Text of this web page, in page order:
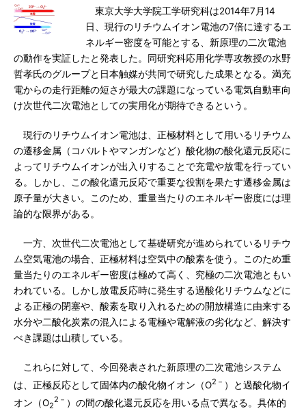
東京大学大学院工学研究科は2014年7月14
日、現行のリチウムイオン電池の7倍に達するエ
ネルギー密度を可能とする、新原理の二次電池
の動作を実証したと発表した。同研究科応用化学専攻教授の水野
哲孝氏のグループと日本触媒が共同で研究した成果となる。満充
電からの走行距離の短さが最大の課題になっている電気自動車向
け次世代二次電池としての実用化が期待できるという。
現行のリチウムイオン電池は、正極材料として用いるリチウム
の遷移金属（コバルトやマンガンなど）酸化物の酸化還元反応に
よってリチウムイオンが出入りすることで充電や放電を行ってい
る。しかし、この酸化還元反応で重要な役割を果たす遷移金属は
原子量が大きい。このため、重量当たりのエネルギー密度には理
論的な限界がある。
一方、次世代二次電池として基礎研究が進められているリチウ
ム空気電池の場合、正極材料は空気中の酸素を使う。このため重
量当たりのエネルギー密度は極めて高く、究極の二次電池ともい
われている。しかし放電反応時に発生する過酸化リチウムなどに
よる正極の閉塞や、酸素を取り入れるための開放構造に由来する
水分や二酸化炭素の混入による電極や電解液の劣化など、解決す
べき課題は山積している。
これらに対して、今回発表された新原理の二次電池システム
は、正極反応として固体内の酸化物イオン（O2－ ）と過酸化物イ
オン（O2
2－ ）の間の酸化還元反応を用いる点で異なる。具体的